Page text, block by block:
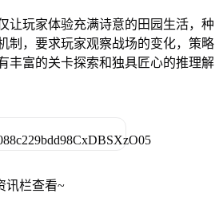
让玩家体验充满诗意的田园生活，种
制，要求玩家观察战场的变化，策略
丰富的关卡探索和独具匠心的推理解
讯栏查看~